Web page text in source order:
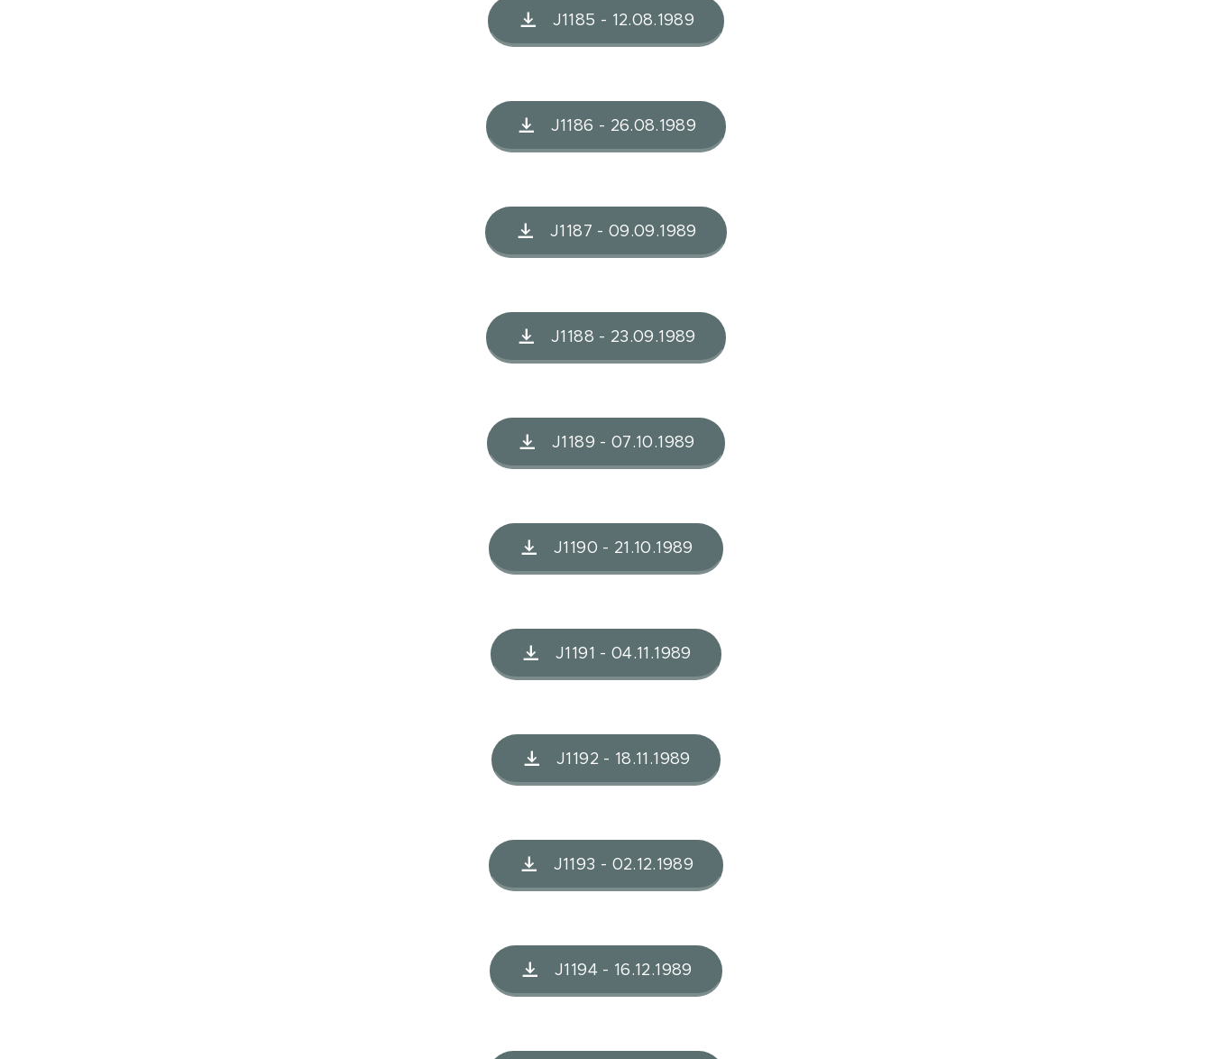
J1185 - 12.08.1989
J1186 - 26.08.1989
J1187 - 09.09.1989
J1188 - 23.09.1989
J1189 - 07.10.1989
J1190 - 21.10.1989
J1191 - 04.11.1989
J1192 - 18.11.1989
J1193 - 02.12.1989
J1194 - 16.12.1989